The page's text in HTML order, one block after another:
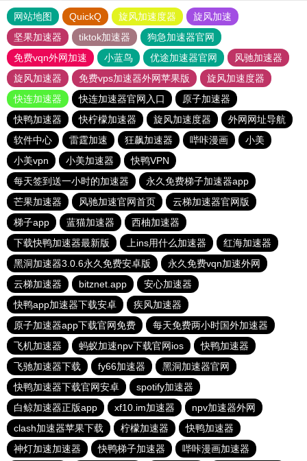
网站地图 QuickQ 旋风加速度器
旋风加速
坚果加速器
tiktok加速器
狗急加速器官网
免费vqn外网加速
小蓝鸟 优途加速器官网
风驰加速器
旋风加速器
免费vps加速器外网苹果版
旋风加速度器
快连加速器
快连加速器官网入口
原子加速器
快鸭加速器
快柠檬加速器 旋风加速度器
外网网址导航
软件中心
雷霆加速 狂飙加速器 哔咔漫画
小美
小美vpn
小美加速器
快鸭VPN
每天签到送一小时的加速器
永久免费梯子加速器app
芒果加速器
风驰加速官网首页
云梯加速器官网版
梯子app
蓝猫加速器
西柚加速器
下载快鸭加速器最新版
上ins用什么加速器
红海加速器
黑洞加速器3.0.6永久免费安卓版
永久免费vqn加速外网
云梯加速器
bitznet.app
安心加速器
快鸭app加速器下载安卓
疾风加速器
原子加速器app下载官网免费
每天免费两小时国外加速器
飞机加速器
蚂蚁加速npv下载官网ios
快鸭加速器
飞驰加速器下载
fy66加速器
黑洞加速器官网
快鸭加速器下载官网安卓
spotify加速器
白鲸加速器正版app
xf10.im加速器
npv加速器外网
clash加速器苹果下载
柠檬加速器
快鸭加速器
神灯加速加速器
快鸭梯子加速器 哔咔漫画加速器